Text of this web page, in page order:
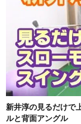
新井淳の見るだけで
ルと背面アングル